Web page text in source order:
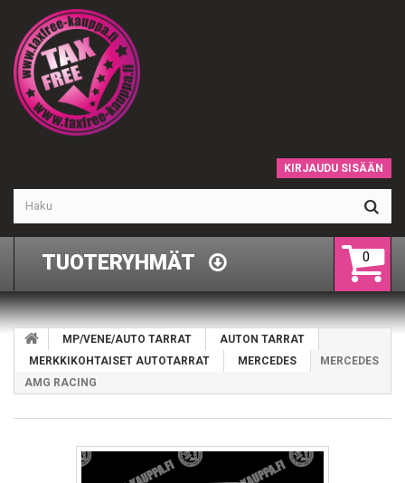
KIRJAUDU SISÄÄN
0
TUOTERYHMÄT
MP/VENE/AUTO TARRAT
AUTON TARRAT
MERKKIKOHTAISET AUTOTARRAT
MERCEDES
MERCEDES
AMG RACING